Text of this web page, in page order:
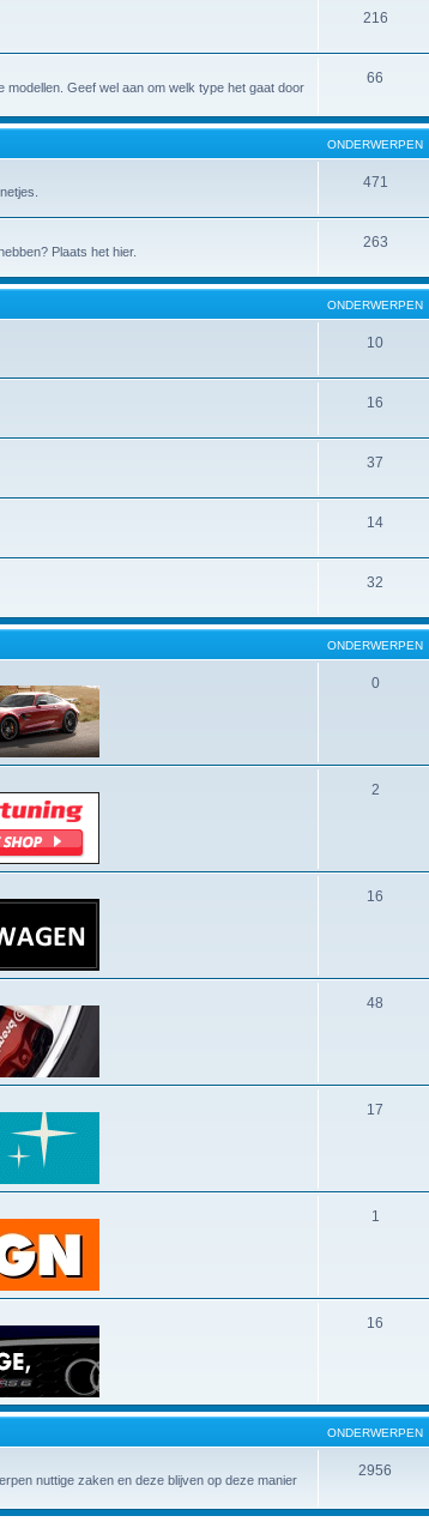
216
modellen. Geef wel aan om welk type het gaat door
66
ONDERWERPEN
471
Plaats het hier.
263
ONDERWERPEN
10
16
37
14
32
ONDERWERPEN
0
2
16
48
17
1
16
ONDERWERPEN
nuttige zaken en deze blijven op deze manier
2956